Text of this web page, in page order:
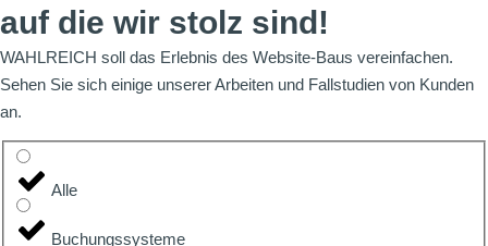
auf die wir stolz sind!
WAHLREICH soll das Erlebnis des Website-Baus vereinfachen.
Sehen Sie sich einige unserer Arbeiten und Fallstudien von Kunden
an.
Alle
Buchungssysteme